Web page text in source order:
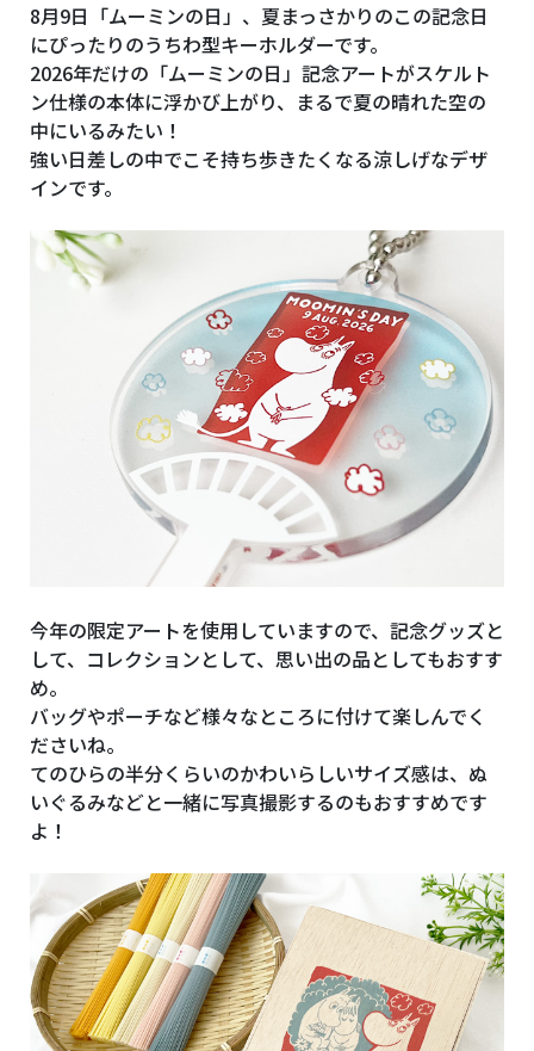
8月9日「ムーミンの日」、夏まっさかりのこの記念日
にぴったりのうちわ型キーホルダーです。
2026年だけの「ムーミンの日」記念アートがスケルト
ン仕様の本体に浮かび上がり、まるで夏の晴れた空の
中にいるみたい！
強い日差しの中でこそ持ち歩きたくなる涼しげなデザ
インです。
今年の限定アートを使用していますので、記念グッズと
して、コレクションとして、思い出の品としてもおすす
め。
バッグやポーチなど様々なところに付けて楽しんでく
ださいね。
てのひらの半分くらいのかわいらしいサイズ感は、ぬ
いぐるみなどと一緒に写真撮影するのもおすすめです
よ！